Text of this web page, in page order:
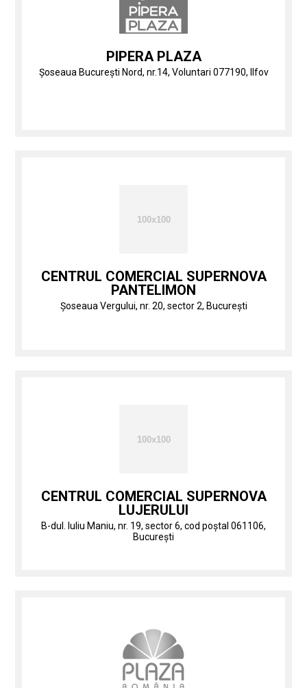
PIPERA PLAZA
Şoseaua București Nord, nr.14, Voluntari 077190, Ilfov
CENTRUL COMERCIAL SUPERNOVA
PANTELIMON
Șoseaua Vergului, nr. 20, sector 2, București
CENTRUL COMERCIAL SUPERNOVA
LUJERULUI
B-dul. Iuliu Maniu, nr. 19, sector 6, cod poștal 061106,
București